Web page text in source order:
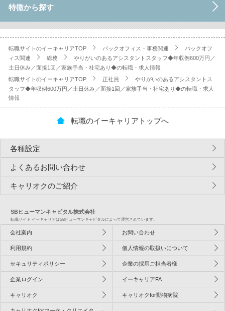
特徴から探す
転職サイトのイーキャリアTOP バックオフィス・事務関連
バックオフ
ィス関連
総務
やりがいのあるアシスタントスタッフ◆年収例600万円／
土日休み／面接1回／家族手当・社宅あり◆の転職・求人情報
転職サイトのイーキャリアTOP
正社員
やりがいのあるアシスタントス
タッフ◆年収例600万円／土日休み／面接1回／家族手当・社宅あり◆の転職・求人
情報
転職のイーキャリアトップへ
各種設定
よくあるお問い合わせ
キャリオクのご紹介
SBヒューマンキャピタル株式会社
転職サイト イーキャリアはSBヒューマンキャピタルによって運営されています。
会社案内 お問い合わせ
利用規約 個人情報の取扱いについて
セキュリティポリシー 企業の採用ご担当者様
企業ログイン イーキャリアFA
キャリオク キャリオクfor動物病院